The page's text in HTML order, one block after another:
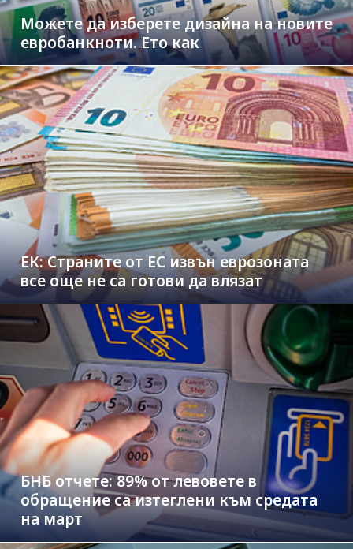
Можете да изберете дизайна на новите
евробанкноти. Ето как
ЕК: Страните от ЕС извън еврозоната
все още не са готови да влязат
БНБ отчете: 89% от левовете в
обращение са изтеглени към средата
на март